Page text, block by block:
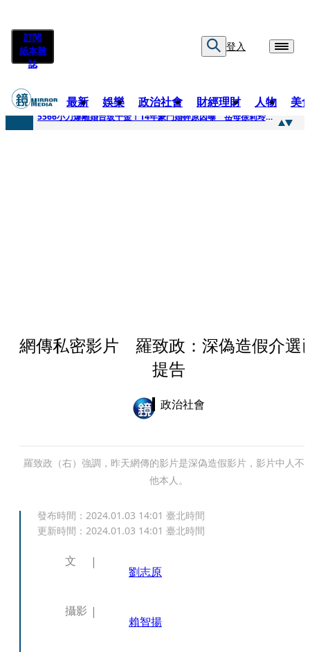
訂閱
紙本雜
誌
登入
最新 娛樂 政治社會 財經理財 人物 美
快訊
5566小刀爆離婚台玻千金！14年豪門婚碎原因曝 岳母徐莉玲風暴意外揭家族祕辛
網傳私密影片 羅致政：深偽造假介選
提告
政治社會
羅致政（右）強調，昨天網傳的影片是深偽造假影片，影片中人不
他本人。
發布時間： 2024.01.03 14:01 臺北時間
更新時間： 2024.01.03 14:01 臺北時間
文
劉志原
攝影
賴智揚